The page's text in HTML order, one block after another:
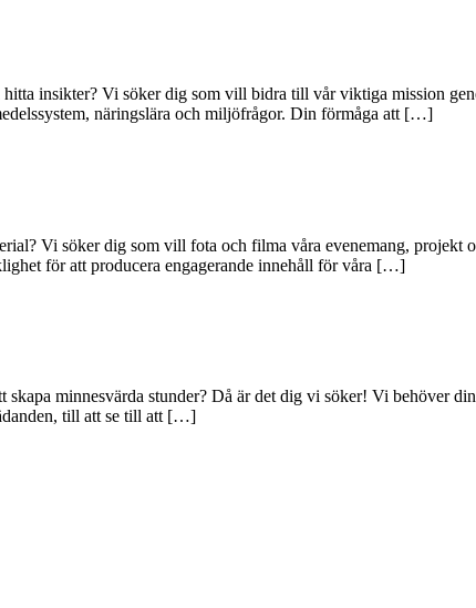
insikter? Vi söker dig som vill bidra till vår viktiga mission
näringslära och miljöfrågor. Din förmåga att […]
Vi söker dig som vill fota och filma våra evenemang,
för att producera engagerande innehåll för våra […]
minnesvärda stunder? Då är det dig vi söker! Vi behöver
till att se till att […]